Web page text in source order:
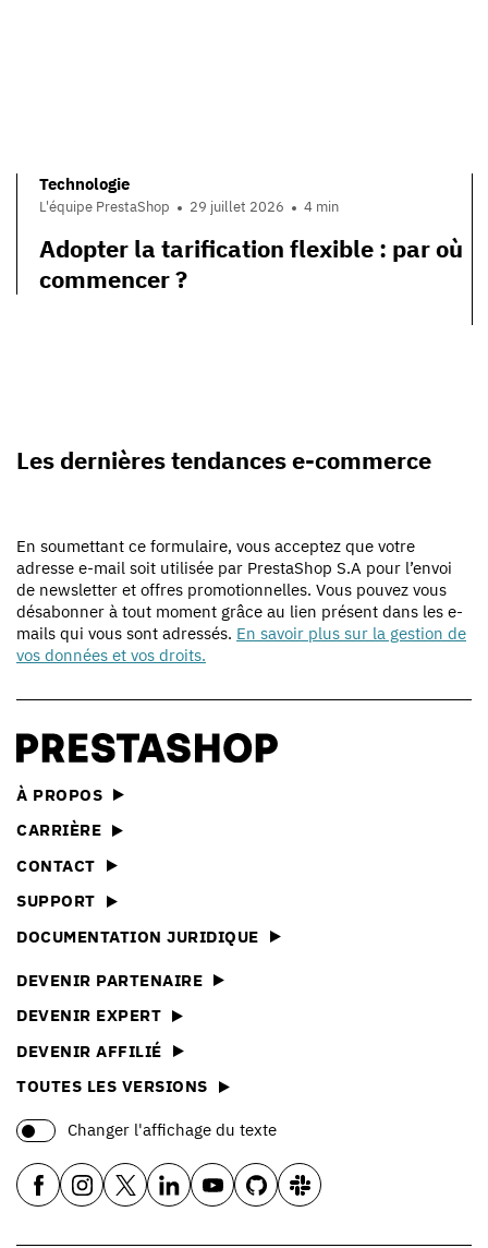
Technologie
L'équipe PrestaShop 29 juillet 2026 4 min
Adopter la tarification flexible : par où
commencer ?
Les dernières tendances e-commerce
En soumettant ce formulaire, vous acceptez que votre
adresse e-mail soit utilisée par PrestaShop S.A pour l’envoi
de newsletter et offres promotionnelles. Vous pouvez vous
désabonner à tout moment grâce au lien présent dans les e-
mails qui vous sont adressés. En savoir plus sur la gestion de
vos données et vos droits.
À PROPOS
CARRIÈRE
CONTACT
SUPPORT
DOCUMENTATION JURIDIQUE
DEVENIR PARTENAIRE
DEVENIR EXPERT
DEVENIR AFFILIÉ
TOUTES LES VERSIONS
Changer l'affichage du texte